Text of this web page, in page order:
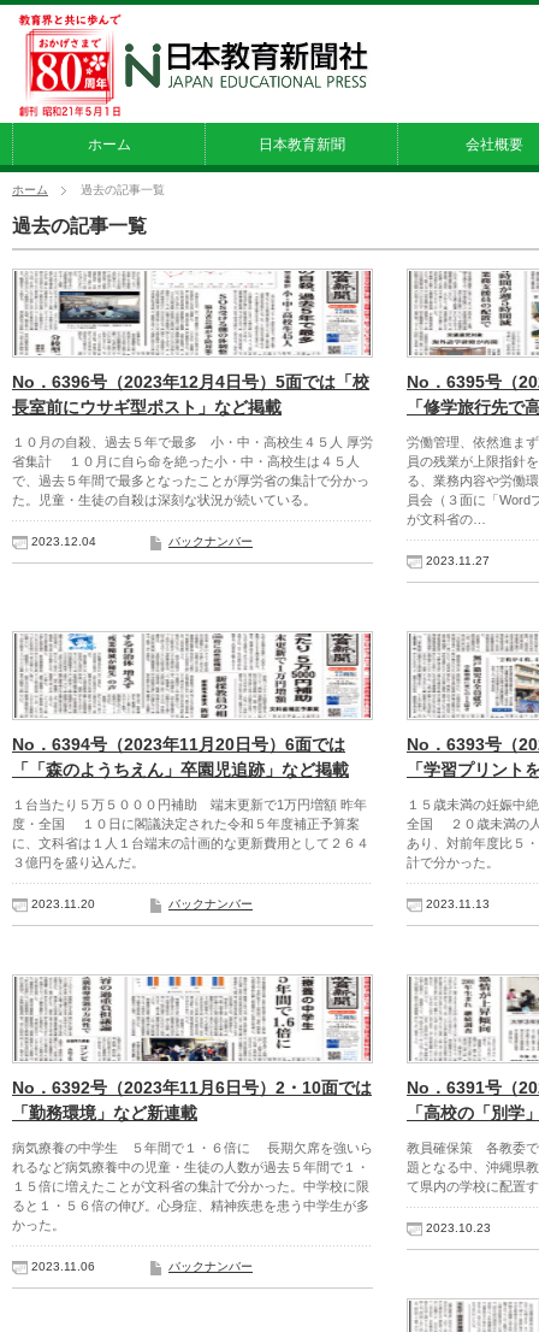
ホーム 日本教育新聞 会社概要
ホーム 過去の記事一覧
過去の記事一覧
No．6396号（2023年12月4日号）5面では「校
長室前にウサギ型ポスト」など掲載
１０月の自殺、過去５年で最多 小・中・高校生４５人 厚労
省集計 １０月に自ら命を絶った小・中・高校生は４５人
で、過去５年間で最多となったことが厚労省の集計で分かっ
た。児童・生徒の自殺は深刻な状況が続いている。
2023.12.04 バックナンバー
No．6395号（
「修学旅行先で
労働管理、依然進ま
員の残業が上限指針
る、業務内容や労働
員会（３面に「Word
が文科省の…
2023.11.27
No．6394号（2023年11月20日号）6面では
「「森のようちえん」卒園児追跡」など掲載
１台当たり５万５０００円補助 端末更新で1万円増額 昨年
度・全国 １０日に閣議決定された令和５年度補正予算案
に、文科省は１人１台端末の計画的な更新費用として２６４
３億円を盛り込んだ。
2023.11.20 バックナンバー
No．6393号（
「学習プリント
１５歳未満の妊娠中
全国 ２０歳未満の人
あり、対前年度比５
計で分かった。
2023.11.13
No．6392号（2023年11月6日号）2・10面では
「勤務環境」など新連載
病気療養の中学生 ５年間で１・６倍に 長期欠席を強いら
れるなど病気療養中の児童・生徒の人数が過去５年間で１・
１５倍に増えたことが文科省の集計で分かった。中学校に限
ると１・５６倍の伸び。心身症、精神疾患を患う中学生が多
かった。
2023.11.06 バックナンバー
No．6391号（
「高校の「別学
教員確保策 各教委
題となる中、沖縄県
て県内の学校に配置
2023.10.23